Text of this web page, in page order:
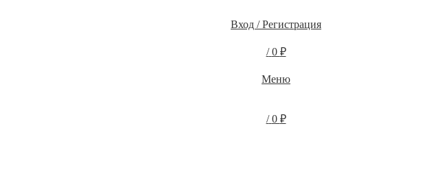
Вход / Регистрация
/ 0 ₽
Меню
/ 0 ₽